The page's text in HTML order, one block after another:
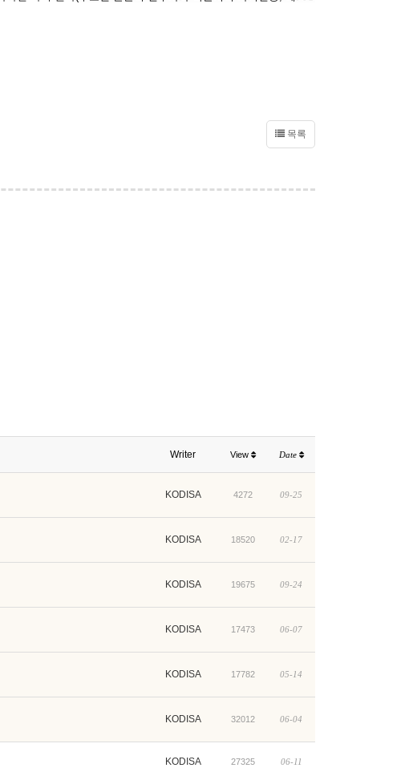
목록
Writer View Date
KODISA 4272 09-25
KODISA 18520 02-17
KODISA 19675 09-24
KODISA 17473 06-07
KODISA 17782 05-14
KODISA 32012 06-04
KODISA 27325 06-11